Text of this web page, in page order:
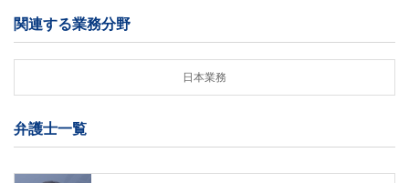
関連する業務分野
日本業務
弁護士一覧